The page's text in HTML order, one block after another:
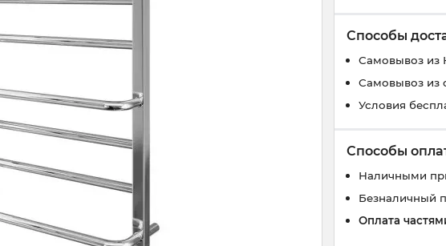
Способы
Самовывоз из
Самовывоз из
Условия
Способы
Наличными
Безналичный
Оплата